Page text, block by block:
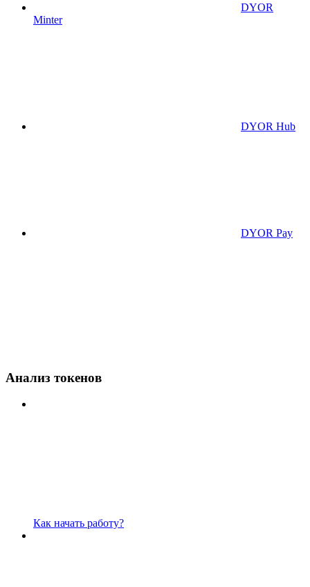
DYOR
Minter
DYOR Hub
DYOR Pay
Анализ токенов
Как начать работу?